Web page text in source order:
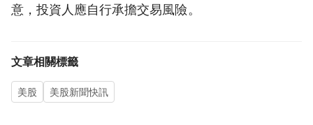
意，投資人應自行承擔交易風險。
文章相關標籤
美股 美股新聞快訊